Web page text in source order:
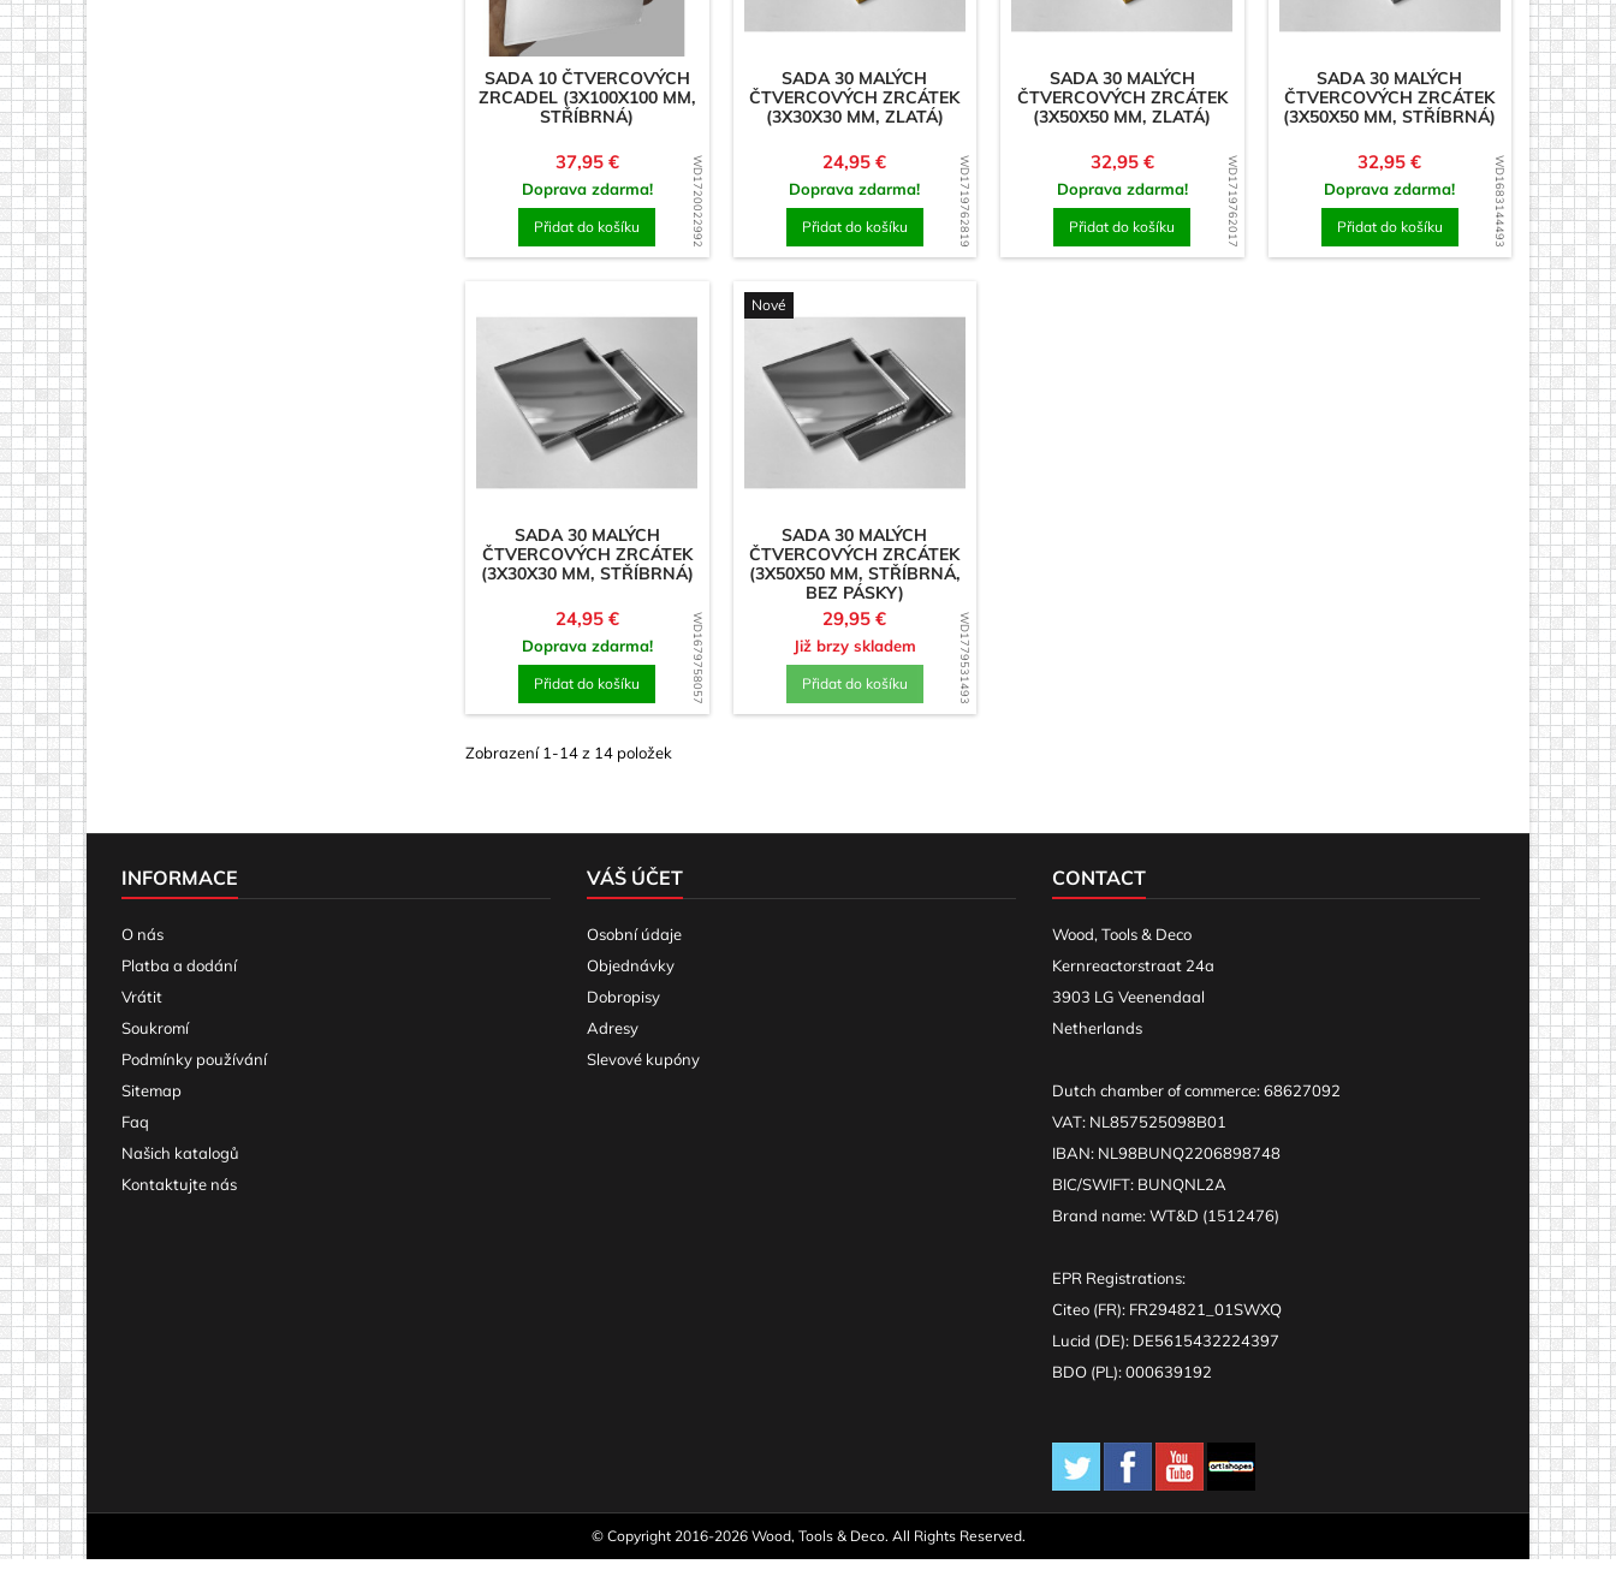
WD1720022992
SADA 10 ČTVERCOVÝCH
ZRCADEL (3X100X100 MM,
STŘÍBRNÁ)
Cena
37,95 €
Doprava zdarma!
Přidat do košíku WD1719762819
SADA 30 MALÝCH
ČTVERCOVÝCH ZRCÁTEK
(3X30X30 MM, ZLATÁ)
Cena
24,95 €
Doprava zdarma!
Přidat do košíku WD1719762017
SADA 30 MALÝCH
ČTVERCOVÝCH ZRCÁTEK
(3X50X50 MM, ZLATÁ)
Cena
32,95 €
Doprava zdarma!
Přidat do košíku WD1683144493
SADA 30 MALÝCH
ČTVERCOVÝCH ZRCÁTEK
(3X50X50 MM, STŘÍBRNÁ)
Cena
32,95 €
Doprava zdarma!
Přidat do košíku
WD1679758057
SADA 30 MALÝCH
ČTVERCOVÝCH ZRCÁTEK
(3X30X30 MM, STŘÍBRNÁ)
Cena
24,95 €
Doprava zdarma!
Přidat do košíku WD1779531493
Nové
SADA 30 MALÝCH
ČTVERCOVÝCH ZRCÁTEK
(3X50X50 MM, STŘÍBRNÁ,
BEZ PÁSKY)
Cena
29,95 €
Již brzy skladem
Přidat do košíku
Zobrazení 1-14 z 14 položek
INFORMACE
O nás
Platba a dodání
Vrátit
Soukromí
Podmínky používání
Sitemap
Faq
Našich katalogů
Kontaktujte nás
VÁŠ ÚČET
Osobní údaje
Objednávky
Dobropisy
Adresy
Slevové kupóny
CONTACT
Wood, Tools & Deco
Kernreactorstraat 24a
3903 LG Veenendaal
Netherlands
Dutch chamber of commerce: 68627092
VAT: NL857525098B01
IBAN: NL98BUNQ2206898748
BIC/SWIFT: BUNQNL2A
Brand name: WT&D (1512476)
EPR Registrations:
Citeo (FR): FR294821_01SWXQ
Lucid (DE): DE5615432224397
BDO (PL): 000639192
© Copyright 2016-2026 Wood, Tools & Deco. All Rights Reserved.